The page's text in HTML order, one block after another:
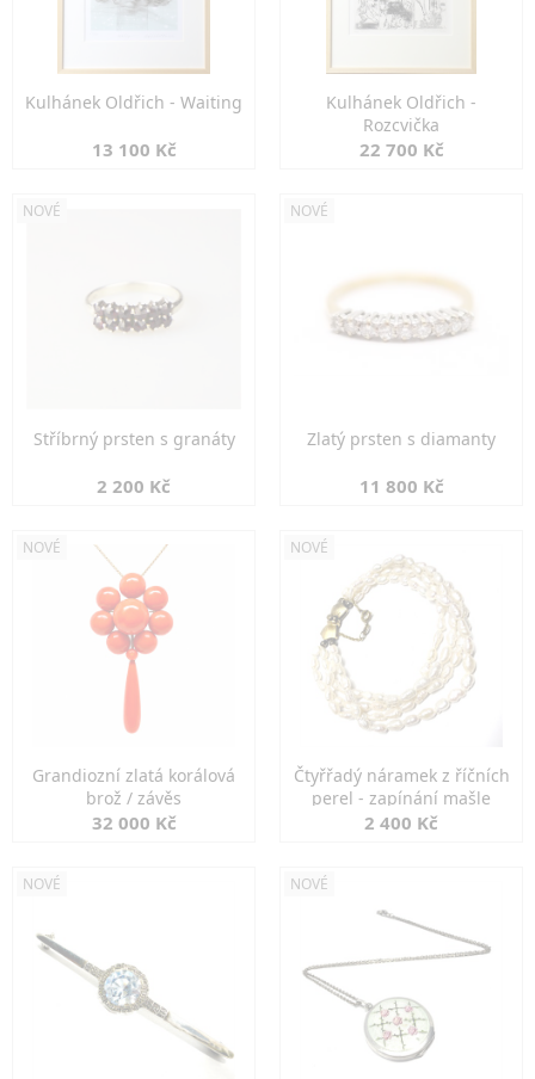
Kulhánek Oldřich - Waiting
13 100 Kč
Kulhánek Oldřich -
Rozcvička
22 700 Kč
NOVÉ
Stříbrný prsten s granáty
2 200 Kč
NOVÉ
Zlatý prsten s diamanty
11 800 Kč
NOVÉ
Grandiozní zlatá korálová
brož / závěs
32 000 Kč
NOVÉ
Čtyřřadý náramek z říčních
perel - zapínání mašle
2 400 Kč
NOVÉ NOVÉ